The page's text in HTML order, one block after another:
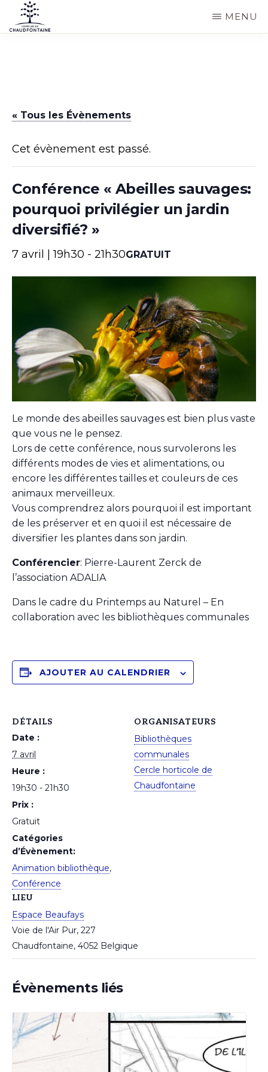
Passer
au
commune
MENU
« Tous les Évènements
Cet évènement est passé.
Conférence « Abeilles sauvages:
pourquoi privilégier un jardin
diversifié? »
7 avril | 19h30 - 21h30GRATUIT
Le monde des abeilles sauvages est bien plus vaste
que vous ne le pensez.
Lors de cette conférence, nous survolerons les
différents modes de vies et alimentations, ou
encore les différentes tailles et couleurs de ces
animaux merveilleux.
Vous comprendrez alors pourquoi il est important
de les préserver et en quoi il est nécessaire de
diversifier les plantes dans son jardin.
Conférencier: Pierre-Laurent Zerck de
l’association ADALIA
Dans le cadre du Printemps au Naturel – En
collaboration avec les bibliothèques communales
AJOUTER AU CALENDRIER
DÉTAILS
Date :
7 avril
Heure :
19h30 - 21h30
Prix :
Gratuit
Catégories
d’Évènement:
Animation bibliothèque,
Conférence
LIEU
Espace Beaufays
Voie de l'Air Pur, 227
Chaudfontaine, 4052 Belgique
ORGANISATEURS
Bibliothèques
communales
Cercle horticole de
Chaudfontaine
Évènements liés